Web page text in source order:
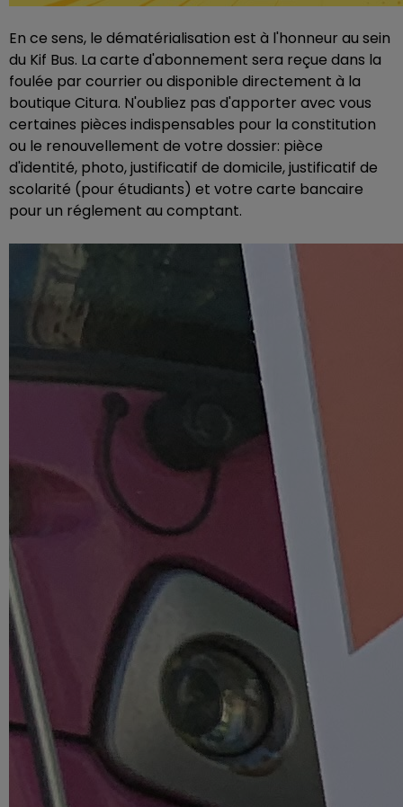
En ce sens, le dématérialisation est à l'honneur au sein
du Kif Bus. La carte d'abonnement sera reçue dans la
foulée par courrier ou disponible directement à la
boutique Citura. N'oubliez pas d'apporter avec vous
certaines pièces indispensables pour la constitution
ou le renouvellement de votre dossier: pièce
d'identité, photo, justificatif de domicile, justificatif de
scolarité (pour étudiants) et votre carte bancaire
pour un réglement au comptant.